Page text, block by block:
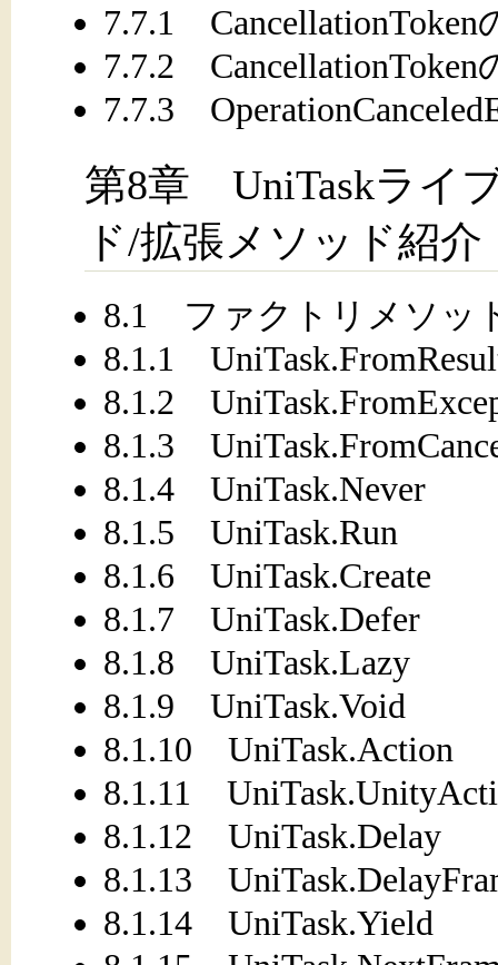
7.7.1 CancellationToken
7.7.2 CancellationToken
7.7.3
第8章 UniTaskライ
ド/拡張メソッド紹介
8.1 ファクトリメソッ
8.1.1
8.1.2
8.1.3
8.1.4 UniTask.Never
8.1.5 UniTask.Run
8.1.6 UniTask.Create
8.1.7 UniTask.Defer
8.1.8 UniTask.Lazy
8.1.9 UniTask.Void
8.1.10 UniTask.Action
8.1.11
8.1.12 UniTask.Delay
8.1.13
8.1.14 UniTask.Yield